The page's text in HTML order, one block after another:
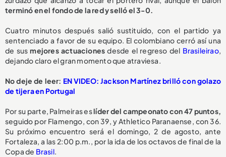
terminó en el fondo de la red y selló el 3-0.
Cuatro minutos después salió sustituido, con el partido ya
sentenciado a favor de su equipo. El colombiano cerró así una
de susmejores actuaciones desde el regreso del Brasileirao,
dejando claro el gran momento que atraviesa.
No deje de leer: EN VIDEO: Jackson Martínez brilló con golazo
de tijera en Portugal
Por su parte, Palmeiras eslíder del campeonato con 47 puntos,
seguido por Flamengo, con 39, y Athletico Paranaense, con 36.
Su próximo encuentro será el domingo, 2 de agosto, ante
Fortaleza, a las 2:00 p.m., por la ida de los octavos de final de la
Copa de Brasil.